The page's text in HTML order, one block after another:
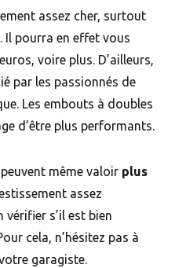
assez cher, surtout
Il pourra en effet vous
voire plus. D’ailleurs,
par les passionnés de
Les embouts à doubles
d’être plus performants.
même valoir plus
assez
s’il est bien
cela, n’hésitez pas à
garagiste.